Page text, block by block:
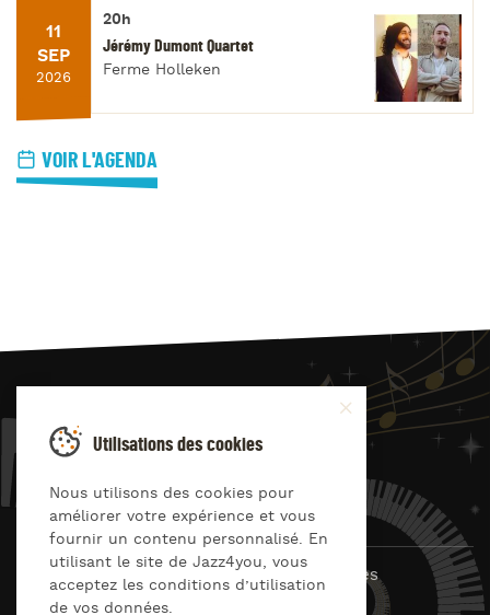
11
SEP
2026
20h
Jérémy Dumont Quartet
Ferme Holleken
VOIR L'AGENDA
JAZZ4
© Jazz4you 2019 – 2026 Tous droits réservés
Utilisations des cookies
Nous utilisons des cookies pour
améliorer votre expérience et vous
fournir un contenu personnalisé. En
utilisant le site de Jazz4you, vous
acceptez les conditions d’utilisation
de vos données.